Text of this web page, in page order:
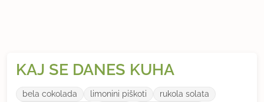
KAJ SE DANES KUHA
bela cokolada limonini piškoti rukola solata